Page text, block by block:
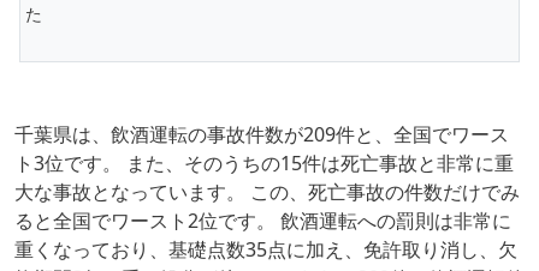
た
千葉県は、飲酒運転の事故件数が209件と、全国でワース
ト3位です。 また、そのうちの15件は死亡事故と非常に重
大な事故となっています。 この、死亡事故の件数だけでみ
ると全国でワースト2位です。 飲酒運転への罰則は非常に
重くなっており、基礎点数35点に加え、免許取り消し、欠